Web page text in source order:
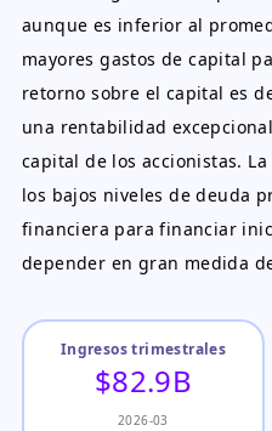
aunque es inferior al
mayores gastos de capital
retorno sobre el capital es
una rentabilidad
capital de los accionistas.
los bajos niveles de deuda
financiera para financiar
depender en gran medida
Ingresos trimestrales
$82.9B
2026-03